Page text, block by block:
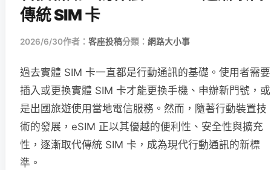
傳統 SIM 卡
2026/6/30作者： 客座投稿分類： 網路大小事
過去實體 SIM 卡一直都是行動通訊的基礎。使用者需要
插入或更換實體 SIM 卡才能更換手機、申辦新門號，或
是出國旅遊使用當地電信服務。然而，隨著行動裝置技
術的發展，eSIM 正以其優越的便利性、安全性與擴充
性，逐漸取代傳統 SIM 卡，成為現代行動通訊的新標
準。